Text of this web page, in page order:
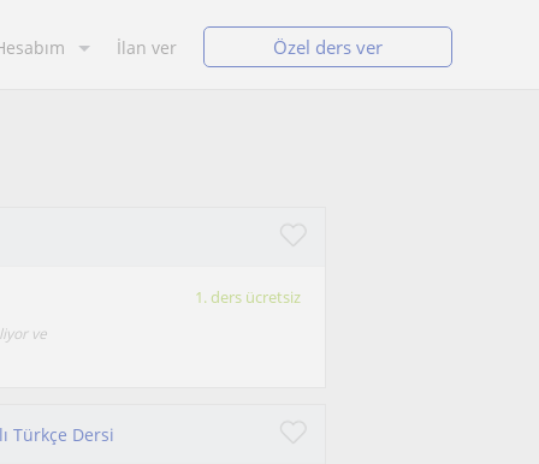
İlan ver Özel ders ver
1. ders ücretsiz
ve
Türkçe Dersi